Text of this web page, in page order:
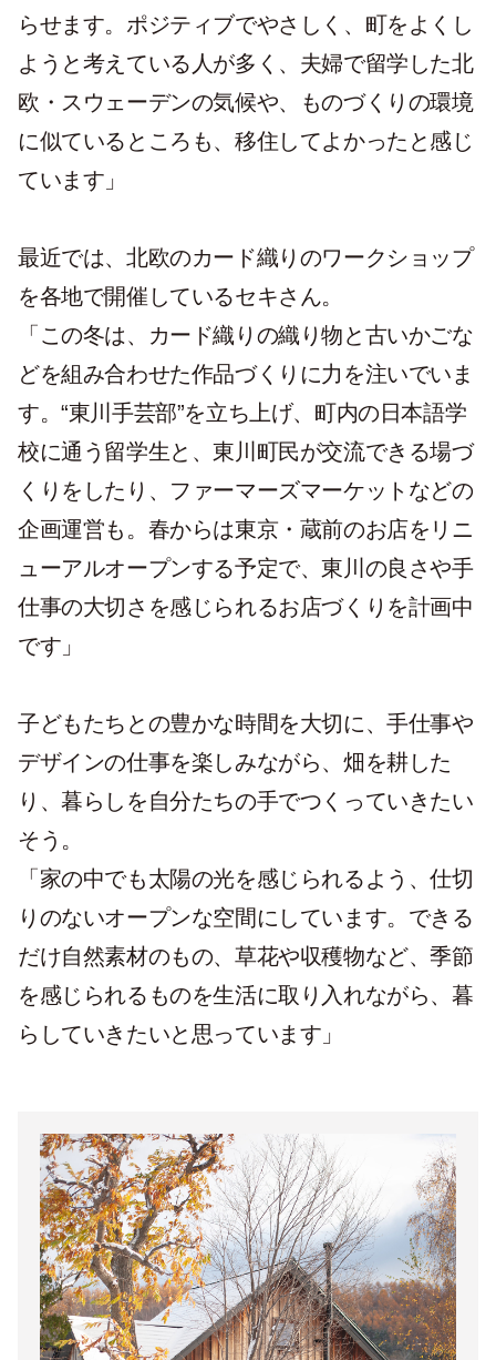
らせます。ポジティブでやさしく、町をよくし
ようと考えている人が多く、夫婦で留学した北
欧・スウェーデンの気候や、ものづくりの環境
に似ているところも、移住してよかったと感じ
ています」
最近では、北欧のカード織りのワークショップ
を各地で開催しているセキさん。
「この冬は、カード織りの織り物と古いかごな
どを組み合わせた作品づくりに力を注いでいま
す。“東川手芸部”を立ち上げ、町内の日本語学
校に通う留学生と、東川町民が交流できる場づ
くりをしたり、ファーマーズマーケットなどの
企画運営も。春からは東京・蔵前のお店をリニ
ューアルオープンする予定で、東川の良さや手
仕事の大切さを感じられるお店づくりを計画中
です」
子どもたちとの豊かな時間を大切に、手仕事や
デザインの仕事を楽しみながら、畑を耕した
り、暮らしを自分たちの手でつくっていきたい
そう。
「家の中でも太陽の光を感じられるよう、仕切
りのないオープンな空間にしています。できる
だけ自然素材のもの、草花や収穫物など、季節
を感じられるものを生活に取り入れながら、暮
らしていきたいと思っています」